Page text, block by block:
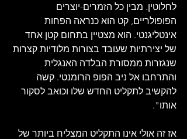
לחלוטין. מבין כל הזמרים-יוצרים
הפופולריים, קט הוא כנראה הפחות
אינטליגנטי. הוא מצטיין בתחום קטן אחד
של יצירתיות שעובד בצורות מלודיות קצרות
שנגזרות ממסורת הבלדה האנגלית
והתרחבו אל ניב הפופ הרומנטי. קשה
להקשיב לתקליט החדש שלו וכואב לסקור
אותו".
אז זה אולי אינו התקליט המצליח ביותר של